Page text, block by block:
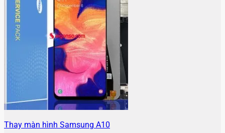
Thay màn hình Samsung A10